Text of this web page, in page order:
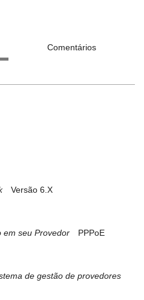
Comentários
Versão 6.X
em seu Provedor PPPoE
de gestão de provedores